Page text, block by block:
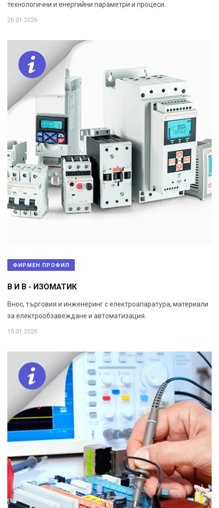
технологични и енергийни параметри и процеси.
26.01.2026
ФИРМЕН ПРОФИЛ
В И В - ИЗОМАТИК
Внос, търговия и инженеринг с електроапаратура, материали
за електрообзавеждане и автоматизация.
15.01.2026